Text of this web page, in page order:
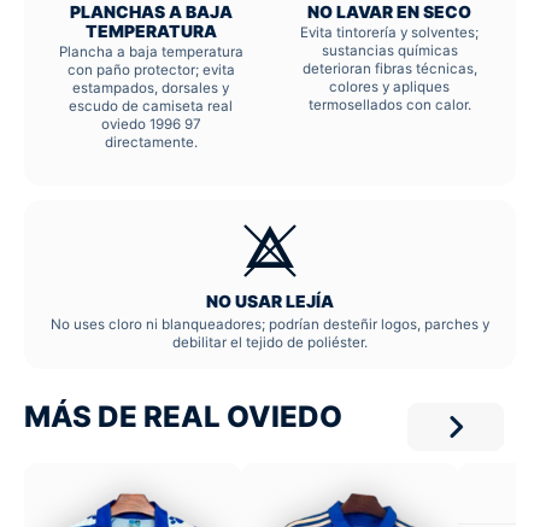
PLANCHAS A BAJA
TEMPERATURA
Plancha a baja temperatura
con paño protector; evita
estampados, dorsales y
escudo de camiseta real
oviedo 1996 97
directamente.
NO LAVAR EN SECO
Evita tintorería y solventes;
sustancias químicas
deterioran fibras técnicas,
colores y apliques
termosellados con calor.
NO USAR LEJÍA
No uses cloro ni blanqueadores; podrían desteñir logos, parches y
debilitar el tejido de poliéster.
MÁS DE REAL OVIEDO